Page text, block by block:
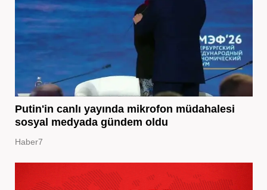
Putin'in canlı yayında mikrofon müdahalesi
sosyal medyada gündem oldu
Haber7